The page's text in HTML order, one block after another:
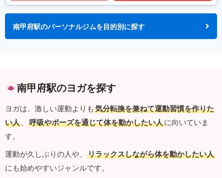
南甲府駅のパーソナルジムを目的別に探す
南甲府駅のヨガを探す
ヨガは、激しい運動よりも 気分転換を兼ねて運動習慣を作りた
い人 、 呼吸やポーズを通じて体を動かしたい人に向いていま
す。
運動が久しぶりの人や、
リラックスしながら体を動かしたい人
にも始めやすいジャンルです。